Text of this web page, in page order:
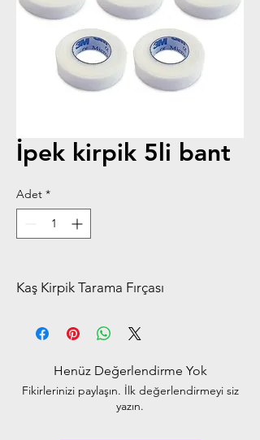
İpek kirpik 5li bant
Adet *
Kaş Kirpik Tarama Fırçası
Henüz Değerlendirme Yok
Fikirlerinizi paylaşın. İlk değerlendirmeyi siz
yazın.